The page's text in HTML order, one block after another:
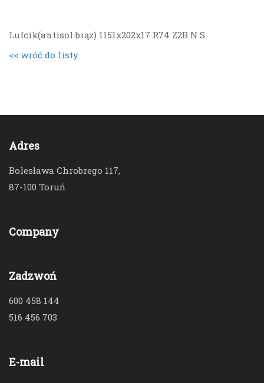
Lufcik(antisol brąz) 1151x202x17 R74 Z2B N.S.
<< wróć do listy
Adres
Bolesława Chrobrego 117,
87-100 Toruń
Company
Zadzwoń
600 458 144
516 456 703
E-mail